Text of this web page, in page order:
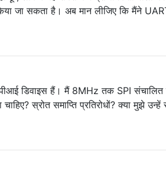
जा सकता है। अब मान लीजिए कि मैंने
डिवाइस हैं। मैं 8MHz तक SPI संचालित
स्रोत समाप्ति प्रतिरोधों? क्या मुझे उन्हें